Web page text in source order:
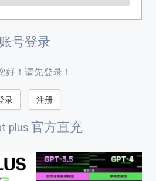
账号登录
好！请先登录！
录 注册
plus 官方直充